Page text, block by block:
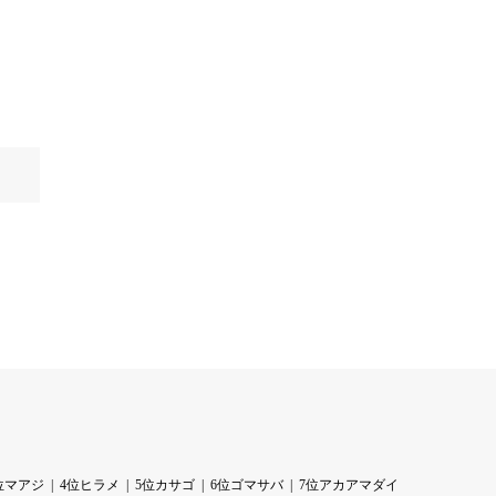
マアジ 4位ヒラメ 5位カサゴ 6位ゴマサバ 7位アカアマダイ